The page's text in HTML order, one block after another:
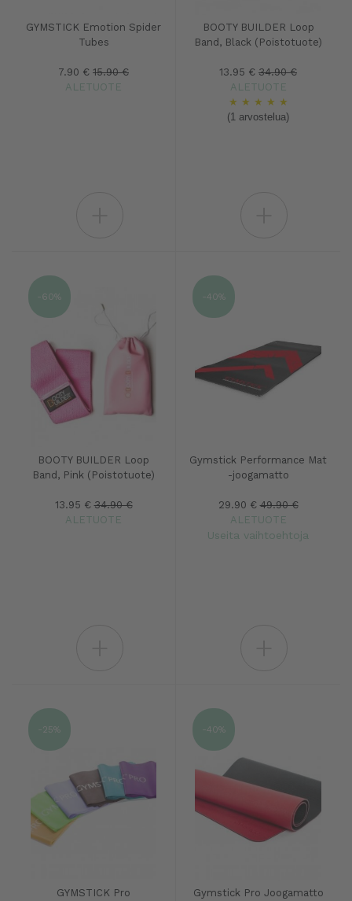
GYMSTICK Emotion Spider
Tubes
7.90 € 15.90 €
ALETUOTE
BOOTY BUILDER Loop
Band, Black (Poistotuote)
13.95 € 34.90 €
ALETUOTE
★ ★ ★ ★ ★
(1 arvostelua)
BOOTY BUILDER Loop
Band, Pink (Poistotuote)
13.95 € 34.90 €
ALETUOTE
-60%
Gymstick Performance Mat
-joogamatto
29.90 € 49.90 €
ALETUOTE
Useita vaihtoehtoja
-40%
GYMSTICK Pro
-25%
Gymstick Pro Joogamatto
-40%